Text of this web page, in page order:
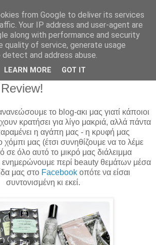
το blog-ακι μας γιατί κάποιοι
κρατήσει για λίγο μακριά, αλλά πάντα
η αγάπη μας - η κρυφή μας
χόμπι μας (έτσι συνηθίζουμε να το λέμε
σε όλο αυτό το μικρό μας διάλειμμα
ενημερώνουμε περί beauty θεμάτων μέσα
μας στο Facebook οπότε να είσαι
συντονισμένη κι εκεί.
from Google to deliver its services
Your IP address and user-agent are
along with performance and security
quality of service, generate usage
and address abuse.
LEARN MORE GOT IT